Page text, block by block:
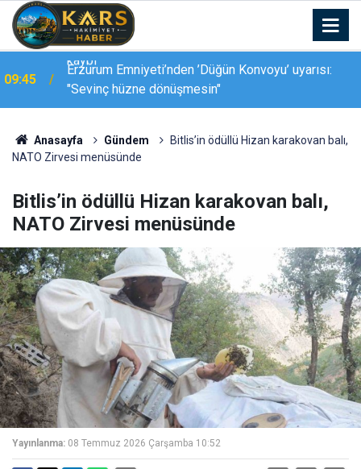
09:45
Erzurum Emniyeti’nden ’Düğün Konvoyu’ uyarısı:
"Sevinç hüzne dönüşmesin"
Anasayfa Gündem
Bitlis’in ödüllü Hizan karakovan balı,
NATO Zirvesi menüsünde
Bitlis’in ödüllü Hizan karakovan balı,
NATO Zirvesi menüsünde
Yayınlanma: 08 Temmuz 2026 Çarşamba 10:52